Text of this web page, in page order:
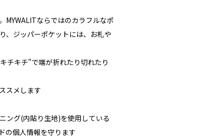
MYWALITならではのカラフルなポ
、ジッパーポケットには、お札や
チキチ"で端が折れたり切れたり
スメします
ング(内貼り生地)を使用している
の個人情報を守ります